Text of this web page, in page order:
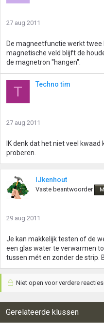
27 aug 2011
De magneetfunctie werkt twee
magnetische veld blijft de
de magnetron "hangen".
T Techno tim
27 aug 2011
IK denk dat het niet veel
proberen.
IJkenhout
Vaste beantwoorder
29 aug 2011
Je kan makkelijk testen of de
een glas water te verwarmen
tussen mét en zonder de strip.
Niet open voor verdere
Gerelateerde klussen